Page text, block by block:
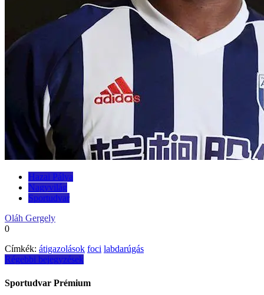
Hazai Pálya
Nagyvilág
Sportudvar
Oláh Gergely
0
Címkék: átigazolások foci labdarúgás
Bejegyzés
navigáció
Régebbi bejegyzések
Sportudvar Prémium